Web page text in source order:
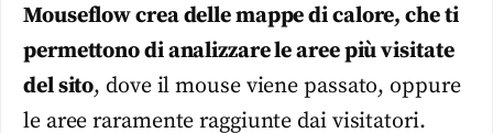
Mouseflow crea delle mappe di calore, che ti
permettono di analizzare le aree più visitate
del sito, dove il mouse viene passato, oppure
le aree raramente raggiunte dai visitatori.